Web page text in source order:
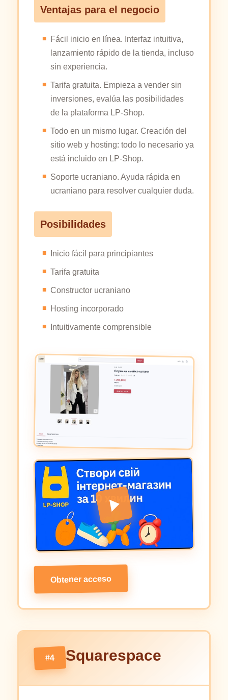
Ventajas para el negocio
Fácil inicio en línea. Interfaz intuitiva,
lanzamiento rápido de la tienda, incluso
sin experiencia.
Tarifa gratuita. Empieza a vender sin
inversiones, evalúa las posibilidades
de la plataforma LP-Shop.
Todo en un mismo lugar. Creación del
sitio web y hosting: todo lo necesario ya
está incluido en LP-Shop.
Soporte ucraniano. Ayuda rápida en
ucraniano para resolver cualquier duda.
Posibilidades
Inicio fácil para principiantes
Tarifa gratuita
Constructor ucraniano
Hosting incorporado
Intuitivamente comprensible
Obtener acceso
#4 Squarespace